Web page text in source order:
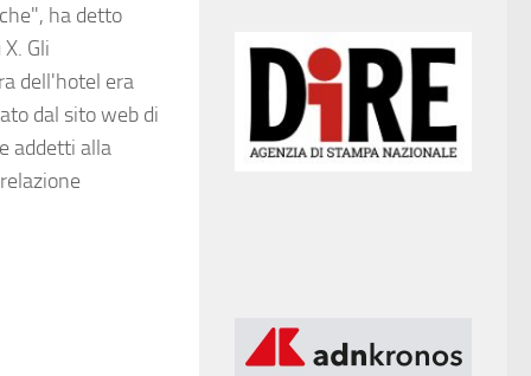
ha detto
Gli
dell'hotel era
dal sito web di
addetti alla